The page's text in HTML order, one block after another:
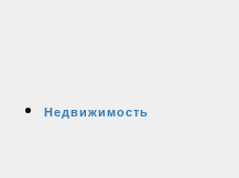
Недвижимость